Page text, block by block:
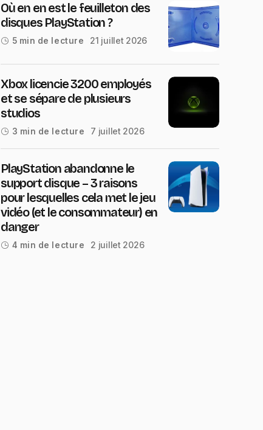
Où en en est le feuilleton des
disques PlayStation ?
5 min de lecture 21 juillet 2026
Xbox licencie 3200 employés
et se sépare de plusieurs
studios
3 min de lecture 7 juillet 2026
PlayStation abandonne le
support disque – 3 raisons
pour lesquelles cela met le jeu
vidéo (et le consommateur) en
danger
4 min de lecture 2 juillet 2026